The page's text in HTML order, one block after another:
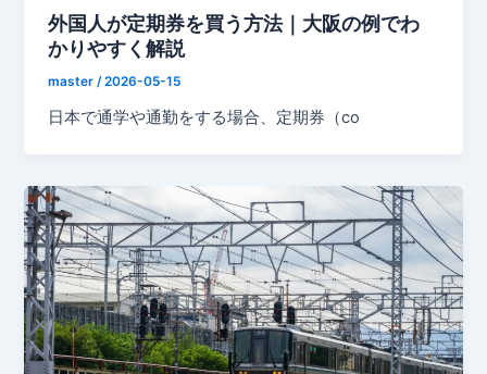
外国人が定期券を買う方法｜大阪の例でわ
かりやすく解説
master/2026-05-15
日本で通学や通勤をする場合、定期券（co